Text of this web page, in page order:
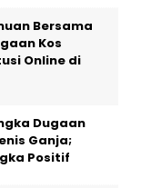
Bersama
Kos
Online di
Dugaan
Ganja;
Positif